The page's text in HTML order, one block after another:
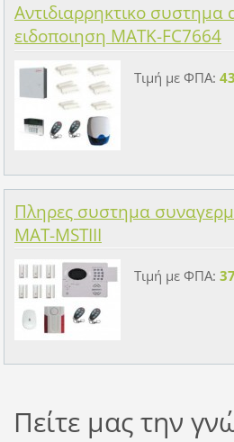
Αντιδιαρρηκτικο συστημα
ειδοποιηση MATK-FC7664
Τιμή με ΦΠΑ:
Πληρες συστημα
MAT-MSTIII
Τιμή με ΦΠΑ:
Πείτε μας την